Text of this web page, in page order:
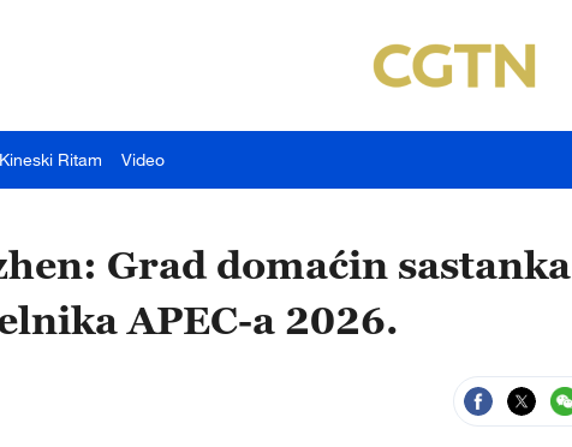
Kineski Ritam Video
Grad domaćin sastanka
APEC-a 2026.